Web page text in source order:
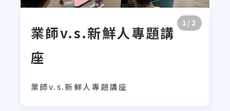
1/2
業師v.s.新鮮人專題講
座
業師v.s.新鮮人專題講座